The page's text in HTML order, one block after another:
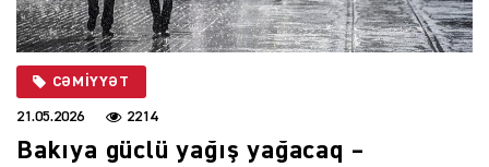
CƏMIYYƏT
21.05.2026 2214
Bakıya güclü yağış yağacaq –